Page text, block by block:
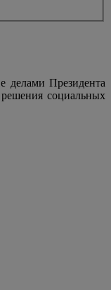
делами Президента
социальных